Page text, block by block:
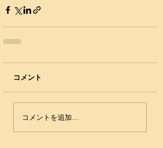
コメント
コメントを追加…